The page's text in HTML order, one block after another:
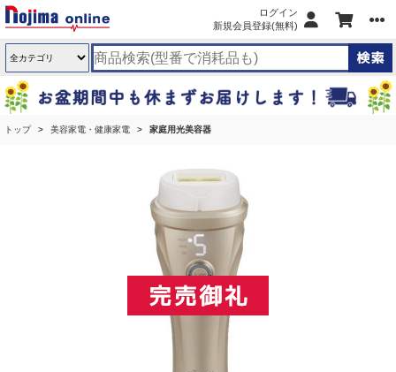
ログイン
新規会員登録(無料)
トップ 美容家電・健康家電 家庭用光美容器